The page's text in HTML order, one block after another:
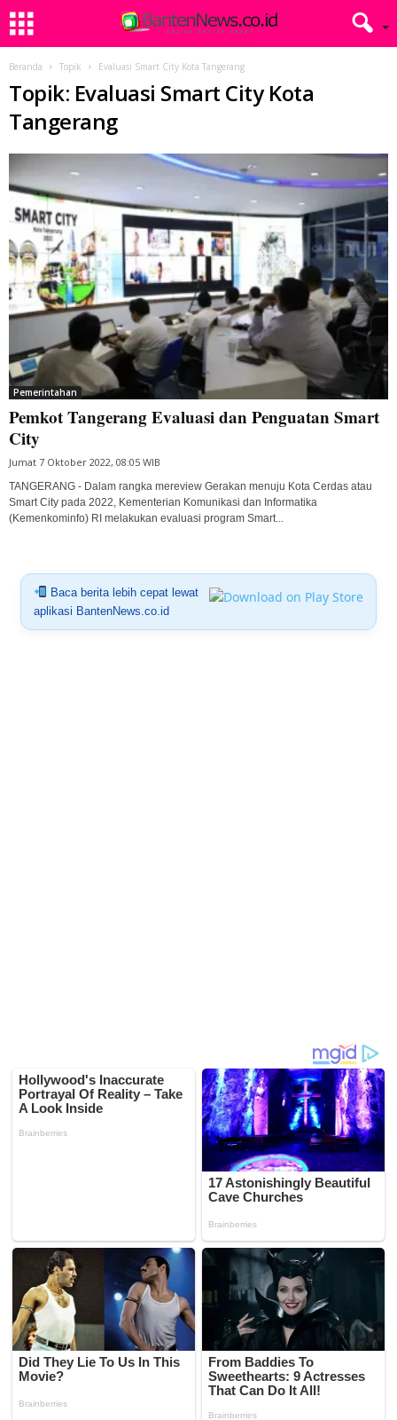
Beranda Topik Evaluasi Smart City Kota Tangerang
Topik: Evaluasi Smart City Kota
Tangerang
Pemerintahan
Pemkot Tangerang Evaluasi dan Penguatan Smart
City
Jumat 7 Oktober 2022, 08:05 WIB
TANGERANG - Dalam rangka mereview Gerakan menuju Kota Cerdas atau
Smart City pada 2022, Kementerian Komunikasi dan Informatika
(Kemenkominfo) RI melakukan evaluasi program Smart...
Baca berita lebih cepat lewat
aplikasi BantenNews.co.id